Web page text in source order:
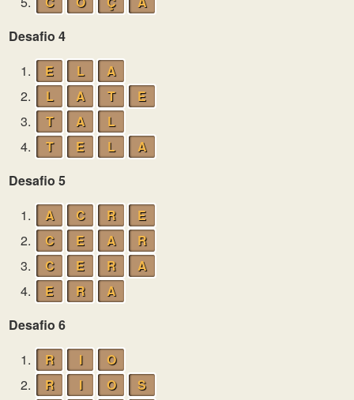
Desafio 4
1.
E L
A
2.
L A T
E
3.
T A
L
4.
T E L
A
Desafio 5
1.
A C R
E
2.
C E A
R
3.
C E R
A
4.
E R
A
Desafio 6
1.
R I
O
2.
R I O
S